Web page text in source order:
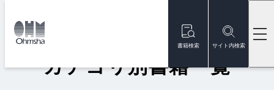
書籍検索 サイト内検索
トップ
カテゴリ別書籍一覧